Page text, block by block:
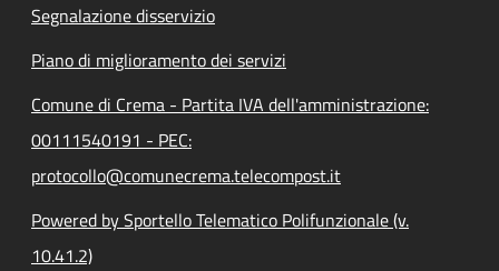
Segnalazione disservizio
Piano di miglioramento dei servizi
Comune di Crema - Partita IVA dell'amministrazione:
00111540191 - PEC:
protocollo@comunecrema.telecompost.it
Powered by Sportello Telematico Polifunzionale (v.
10.41.2)